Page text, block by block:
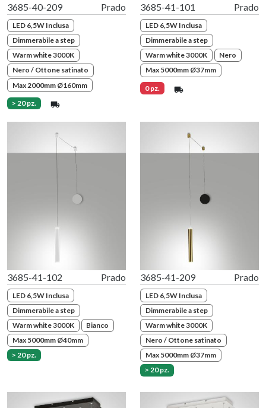
3685-40-209 Prado
LED 6,5W Inclusa
Dimmerabile a step
Warm white 3000K
Nero / Ottone satinato
Max 2000mm Ø160mm
> 20 pz.
3685-41-101 Prado
LED 6,5W Inclusa
Dimmerabile a step
Warm white 3000K
Nero
Max 5000mm Ø37mm
0 pz.
3685-41-102 Prado
LED 6,5W Inclusa
Dimmerabile a step
Warm white 3000K
Bianco
Max 5000mm Ø40mm
> 20 pz.
3685-41-209 Prado
LED 6,5W Inclusa
Dimmerabile a step
Warm white 3000K
Nero / Ottone satinato
Max 5000mm Ø37mm
> 20 pz.